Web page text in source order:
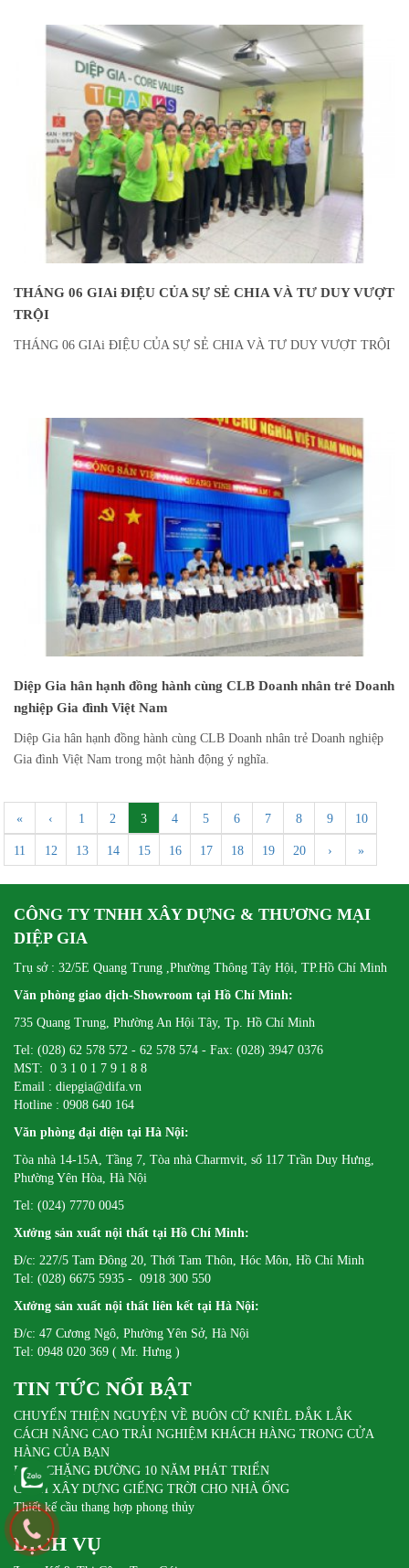
THÁNG 06 GIAi ĐIỆU CỦA SỰ SẺ CHIA VÀ TƯ DUY VƯỢT
TRỘI
THÁNG 06 GIAi ĐIỆU CỦA SỰ SẺ CHIA VÀ TƯ DUY VƯỢT TRỘI
Diệp Gia hân hạnh đồng hành cùng CLB Doanh nhân trẻ Doanh
nghiệp Gia đình Việt Nam
Diệp Gia hân hạnh đồng hành cùng CLB Doanh nhân trẻ Doanh nghiệp
Gia đình Việt Nam trong một hành động ý nghĩa.
« ‹ 1 2 3 4 5 6 7 8 9 10
11 12 13 14 15 16 17 18 19 20 › »
CÔNG TY TNHH XÂY DỰNG & THƯƠNG MẠI
DIỆP GIA
Trụ sở : 32/5E Quang Trung ,Phường Thông Tây Hội, TP.Hồ Chí Minh
Văn phòng giao dịch-Showroom tại Hồ Chí Minh:
735 Quang Trung, Phường An Hội Tây, Tp. Hồ Chí Minh
Tel: (028) 62 578 572 - 62 578 574 - Fax: (028) 3947 0376
MST: 0 3 1 0 1 7 9 1 8 8
Email : diepgia@difa.vn
Hotline : 0908 640 164
Văn phòng đại diện tại Hà Nội:
Tòa nhà 14-15A, Tầng 7, Tòa nhà Charmvit, số 117 Trần Duy Hưng,
Phường Yên Hòa, Hà Nội
Tel: (024) 7770 0045
Xưởng sản xuất nội thất tại Hồ Chí Minh:
Đ/c: 227/5 Tam Đông 20, Thới Tam Thôn, Hóc Môn, Hồ Chí Minh
Tel: (028) 6675 5935 - 0918 300 550
Xưởng sản xuất nội thất liên kết tại Hà Nội:
Đ/c: 47 Cương Ngô, Phường Yên Sở, Hà Nội
Tel: 0948 020 369 ( Mr. Hưng )
TIN TỨC NỔI BẬT
CHUYẾN THIỆN NGUYỆN VỀ BUÔN CỮ KNIÊL ĐẮK LẮK
CÁCH NÂNG CAO TRẢI NGHIỆM KHÁCH HÀNG TRONG CỬA
HÀNG CỦA BẠN
DIFA CHẶNG ĐƯỜNG 10 NĂM PHÁT TRIỂN
CÁCH XÂY DỰNG GIẾNG TRỜI CHO NHÀ ỐNG
Thiết kế cầu thang hợp phong thủy
DỊCH VỤ